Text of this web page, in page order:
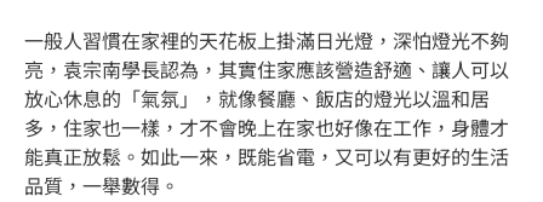
一般人習慣在家裡的天花板上掛滿日光燈，深怕燈光不夠
亮，袁宗南學長認為，其實住家應該營造舒適、讓人可以
放心休息的「氣氛」，就像餐廳、飯店的燈光以溫和居
多，住家也一樣，才不會晚上在家也好像在工作，身體才
能真正放鬆。如此一來，既能省電，又可以有更好的生活
品質，一舉數得。